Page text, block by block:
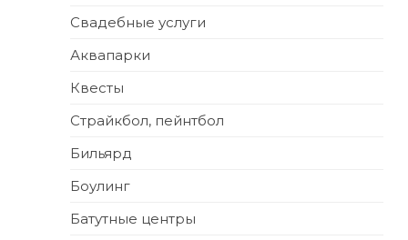
Свадебные услуги
Аквапарки
Квесты
Страйкбол, пейнтбол
Бильярд
Боулинг
Батутные центры